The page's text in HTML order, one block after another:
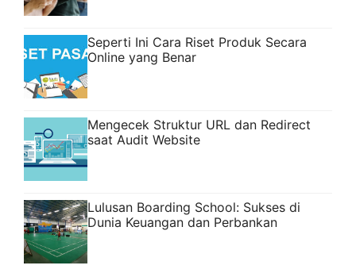
Seperti Ini Cara Riset Produk Secara
Online yang Benar
Mengecek Struktur URL dan Redirect
saat Audit Website
Lulusan Boarding School: Sukses di
Dunia Keuangan dan Perbankan